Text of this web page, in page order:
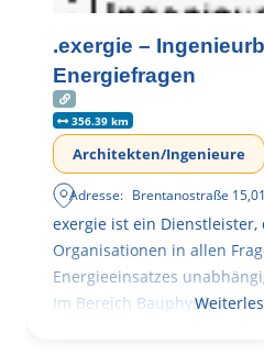
.exergie –
Energiefragen
356.39 km
Architekten/Ingenieure
Adresse: Brentanostraße 15,
exergie ist ein
Organisationen in allen
Energieeinsatzes
Im Bereich Bauphysik